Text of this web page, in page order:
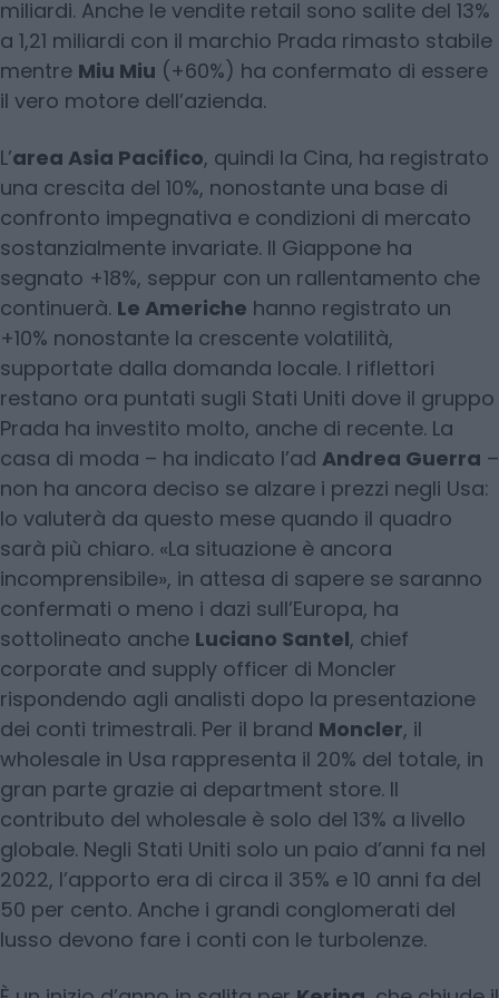
miliardi. Anche le vendite retail sono salite del 13%
a 1,21 miliardi con il marchio Prada rimasto stabile
mentre Miu Miu (+60%) ha confermato di essere
il vero motore dell’azienda.
L’area Asia Pacifico, quindi la Cina, ha registrato
una crescita del 10%, nonostante una base di
confronto impegnativa e condizioni di mercato
sostanzialmente invariate. Il Giappone ha
segnato +18%, seppur con un rallentamento che
continuerà. Le Americhe hanno registrato un
+10% nonostante la crescente volatilità,
supportate dalla domanda locale. I riflettori
restano ora puntati sugli Stati Uniti dove il gruppo
Prada ha investito molto, anche di recente. La
casa di moda – ha indicato l’ad Andrea Guerra –
non ha ancora deciso se alzare i prezzi negli Usa:
lo valuterà da questo mese quando il quadro
sarà più chiaro. «La situazione è ancora
incomprensibile», in attesa di sapere se saranno
confermati o meno i dazi sull’Europa, ha
sottolineato anche Luciano Santel, chief
corporate and supply officer di Moncler
rispondendo agli analisti dopo la presentazione
dei conti trimestrali. Per il brand Moncler, il
wholesale in Usa rappresenta il 20% del totale, in
gran parte grazie ai department store. Il
contributo del wholesale è solo del 13% a livello
globale. Negli Stati Uniti solo un paio d’anni fa nel
2022, l’apporto era di circa il 35% e 10 anni fa del
50 per cento. Anche i grandi conglomerati del
lusso devono fare i conti con le turbolenze.